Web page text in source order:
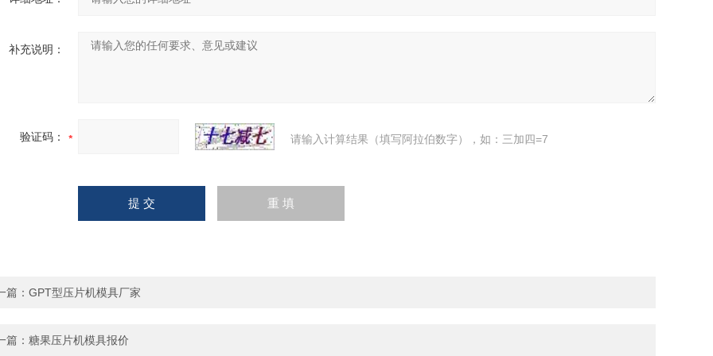
补充说明：
验证码： 请输入计算结果（填写阿拉伯数字），如：三加四=7
篇： GPT型压片机模具厂家
篇： 糖果压片机模具报价